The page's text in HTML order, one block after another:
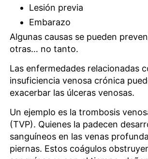
Lesión previa
Embarazo
Algunas causas se pueden
otras… no tanto.
Las enfermedades relacionadas
insuficiencia venosa crónica
exacerbar las úlceras venosas.
Un ejemplo es la trombosis
(TVP). Quienes la padecen
sanguíneos en las venas
piernas. Estos coágulos